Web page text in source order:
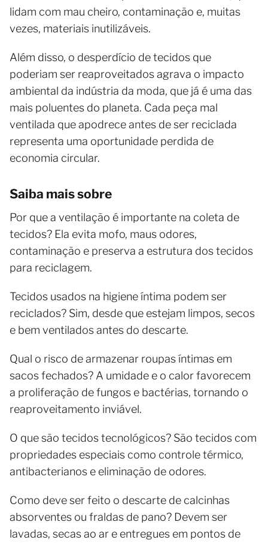
lidam com mau cheiro, contaminação e, muitas
vezes, materiais inutilizáveis.
Além disso, o desperdício de tecidos que
poderiam ser reaproveitados agrava o impacto
ambiental da indústria da moda, que já é uma das
mais poluentes do planeta. Cada peça mal
ventilada que apodrece antes de ser reciclada
representa uma oportunidade perdida de
economia circular.
Saiba mais sobre
Por que a ventilação é importante na coleta de
tecidos? Ela evita mofo, maus odores,
contaminação e preserva a estrutura dos tecidos
para reciclagem.
Tecidos usados na higiene íntima podem ser
reciclados? Sim, desde que estejam limpos, secos
e bem ventilados antes do descarte.
Qual o risco de armazenar roupas íntimas em
sacos fechados? A umidade e o calor favorecem
a proliferação de fungos e bactérias, tornando o
reaproveitamento inviável.
O que são tecidos tecnológicos? São tecidos com
propriedades especiais como controle térmico,
antibacterianos e eliminação de odores.
Como deve ser feito o descarte de calcinhas
absorventes ou fraldas de pano? Devem ser
lavadas, secas ao ar e entregues em pontos de